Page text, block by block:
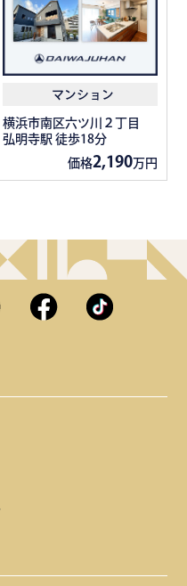
マンション
横浜市南区六ツ川２丁目
弘明寺駅 徒歩18分
価格2,190万円